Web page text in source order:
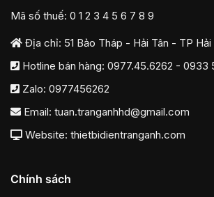
Mã số thuế: 0 1 2 3 4 5 6 7 8 9
Địa chỉ: 51 Bảo Tháp - Hải Tân - TP Hải
Hotline bán hàng: 0977.45.6262 - 0933
Zalo: 0977456262
Email: tuan.tranganhhd@gmail.com
Website: thietbidientranganh.com
Chính sách